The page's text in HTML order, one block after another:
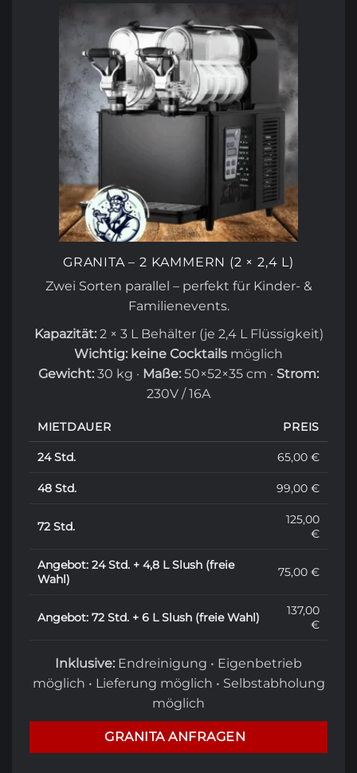
GRANITA – 2 KAMMERN (2 × 2,4 L)
Zwei Sorten parallel – perfekt für Kinder- &
Familienevents.
Kapazität:2 × 3 L Behälter (je 2,4 L Flüssigkeit)
Wichtig: keine Cocktails möglich
Gewicht: 30 kg · Maße: 50×52×35 cm · Strom:
230V / 16A
MIETDAUER PREIS
24 Std. 65,00 €
48 Std. 99,00 €
72 Std.
125,00
€
Angebot: 24 Std. + 4,8 L Slush (freie
Wahl)
75,00 €
Angebot: 72 Std. + 6 L Slush (freie Wahl)
137,00
€
Inklusive: Endreinigung • Eigenbetrieb
möglich • Lieferung möglich • Selbstabholung
möglich
GRANITA ANFRAGEN